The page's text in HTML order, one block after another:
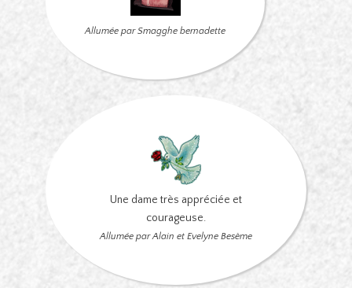
Allumée par Smagghe bernadette
Une dame très appréciée et
courageuse.
Allumée par Alain et Evelyne Besème